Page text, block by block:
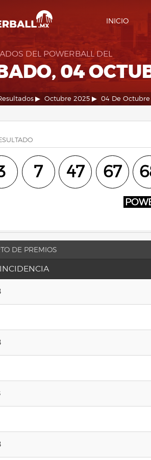
INICIO
DEL POWERBALL DEL
04
Octubre 2025 04 De Octubre
7 47 67
DE PREMIOS